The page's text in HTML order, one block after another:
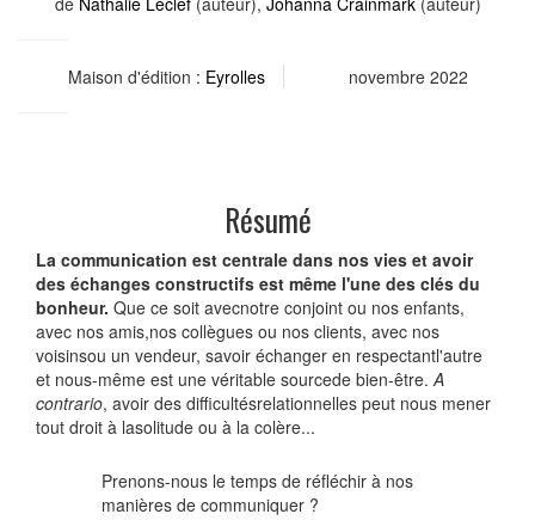
Maison d'édition : Eyrolles novembre 2022
Résumé
La communication est centrale dans nos vies et avoir
des échanges constructifs est même l'une des clés du
bonheur. Que ce soit avecnotre conjoint ou nos enfants,
avec nos amis,nos collègues ou nos clients, avec nos
voisinsou un vendeur, savoir échanger en respectantl'autre
et nous-même est une véritable sourcede bien-être. A
contrario, avoir des difficultésrelationnelles peut nous mener
tout droit à lasolitude ou à la colère...
Prenons-nous le temps de réfléchir à nos
manières de communiquer ?